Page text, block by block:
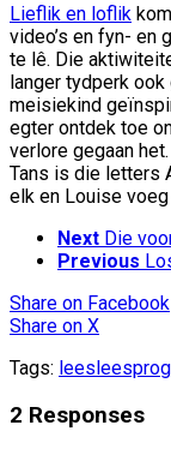
Lieflik en loflik
video’s en fyn- en
te lê. Die
langer tydperk ook
meisiekind
egter ontdek toe
verlore gegaan het.
Tans is die letters
elk en Louise voeg
Next Die
Previous
Share on Facebook
Share on X
Tags: lees
2 Responses